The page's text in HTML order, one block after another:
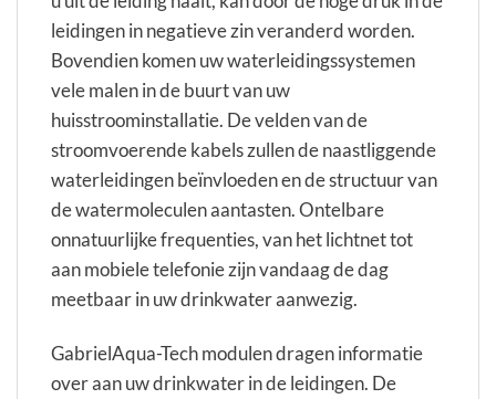
leidingen in negatieve zin veranderd worden.
Bovendien komen uw waterleidingssystemen
vele malen in de buurt van uw
huisstroominstallatie. De velden van de
stroomvoerende kabels zullen de naastliggende
waterleidingen beïnvloeden en de structuur van
de watermoleculen aantasten. Ontelbare
onnatuurlijke frequenties, van het lichtnet tot
aan mobiele telefonie zijn vandaag de dag
meetbaar in uw drinkwater aanwezig.
GabrielAqua-Tech modulen dragen informatie
over aan uw drinkwater in de leidingen. De